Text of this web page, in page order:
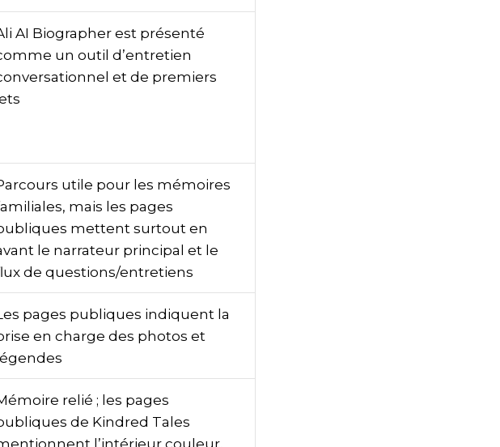
AI Biographer est présenté
un outil d’entretien
et de premiers
utile pour les mémoires
mais les pages
mettent surtout en
le narrateur principal et le
de questions/entretiens
pages publiques indiquent la
en charge des photos et
relié ; les pages
de Kindred Tales
l’intérieur couleur,